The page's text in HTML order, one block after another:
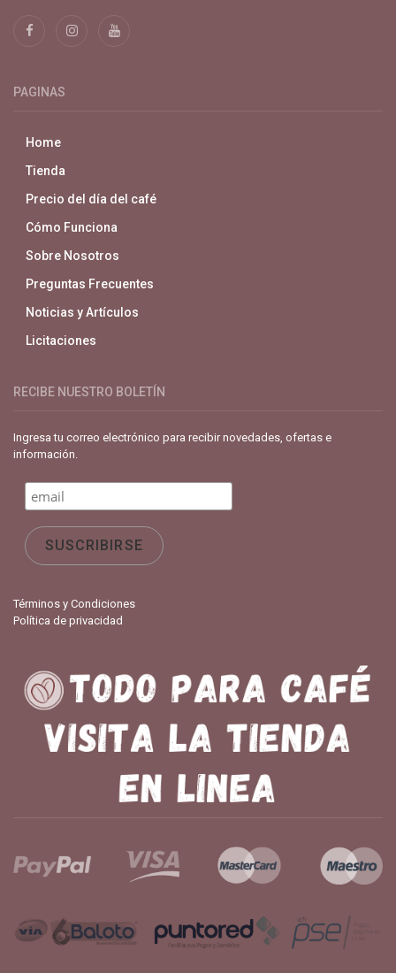
PAGINAS
Home
Tienda
Precio del día del café
Cómo Funciona
Sobre Nosotros
Preguntas Frecuentes
Noticias y Artículos
Licitaciones
RECIBE NUESTRO BOLETÍN
Ingresa tu correo electrónico para recibir novedades, ofertas e
información.
Términos y Condiciones
Política de privacidad